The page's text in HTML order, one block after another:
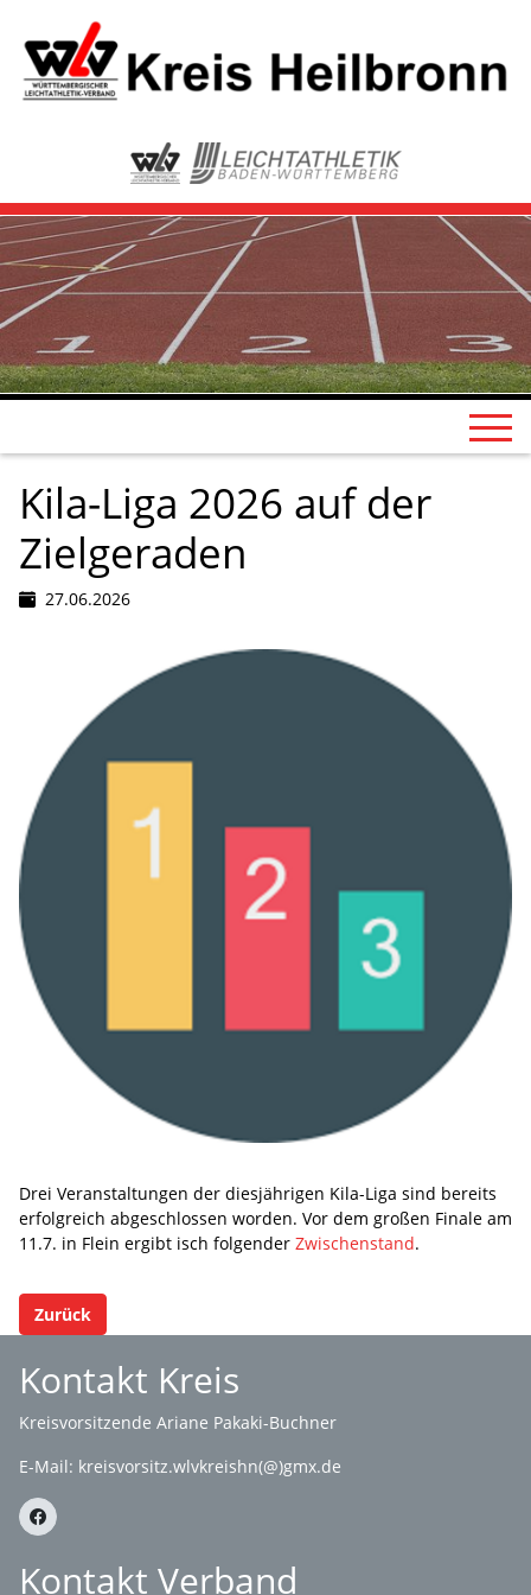
Kila-Liga 2026 auf der
Zielgeraden
27.06.2026
Drei Veranstaltungen der diesjährigen Kila-Liga sind bereits
erfolgreich abgeschlossen worden. Vor dem großen Finale am
11.7. in Flein ergibt isch folgender Zwischenstand.
Zurück
Kontakt Kreis
Kreisvorsitzende Ariane Pakaki-Buchner
E-Mail: kreisvorsitz.wlvkreishn(@)gmx.de
Kontakt Verband